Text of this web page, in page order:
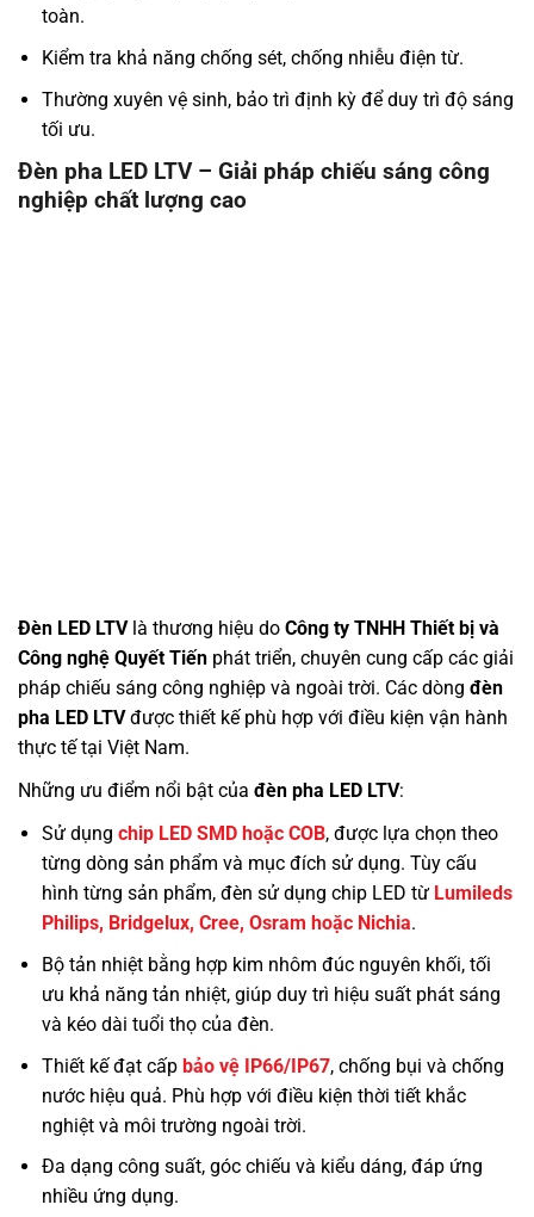
toàn.
Kiểm tra khả năng chống sét, chống nhiễu điện từ.
Thường xuyên vệ sinh, bảo trì định kỳ để duy trì độ sáng
tối ưu.
Đèn pha LED LTV – Giải pháp chiếu sáng công
nghiệp chất lượng cao
Đèn LED LTVlà thương hiệu do Công ty TNHH Thiết bị và
Công nghệ Quyết Tiến phát triển, chuyên cung cấp các giải
pháp chiếu sáng công nghiệp và ngoài trời. Các dòng đèn
pha LED LTVđược thiết kế phù hợp với điều kiện vận hành
thực tế tại Việt Nam.
Những ưu điểm nổi bật của đèn pha LED LTV:
Sử dụng chip LED SMD hoặc COB, được lựa chọn theo
từng dòng sản phẩm và mục đích sử dụng. Tùy cấu
hình từng sản phẩm, đèn sử dụng chip LED từ Lumileds
Philips, Bridgelux, Cree, Osram hoặc Nichia.
Bộ tản nhiệt bằng hợp kim nhôm đúc nguyên khối, tối
ưu khả năng tản nhiệt, giúp duy trì hiệu suất phát sáng
và kéo dài tuổi thọ của đèn.
Thiết kế đạt cấp bảo vệ IP66/IP67, chống bụi và chống
nước hiệu quả. Phù hợp với điều kiện thời tiết khắc
nghiệt và môi trường ngoài trời.
Đa dạng công suất, góc chiếu và kiểu dáng, đáp ứng
nhiều ứng dụng.